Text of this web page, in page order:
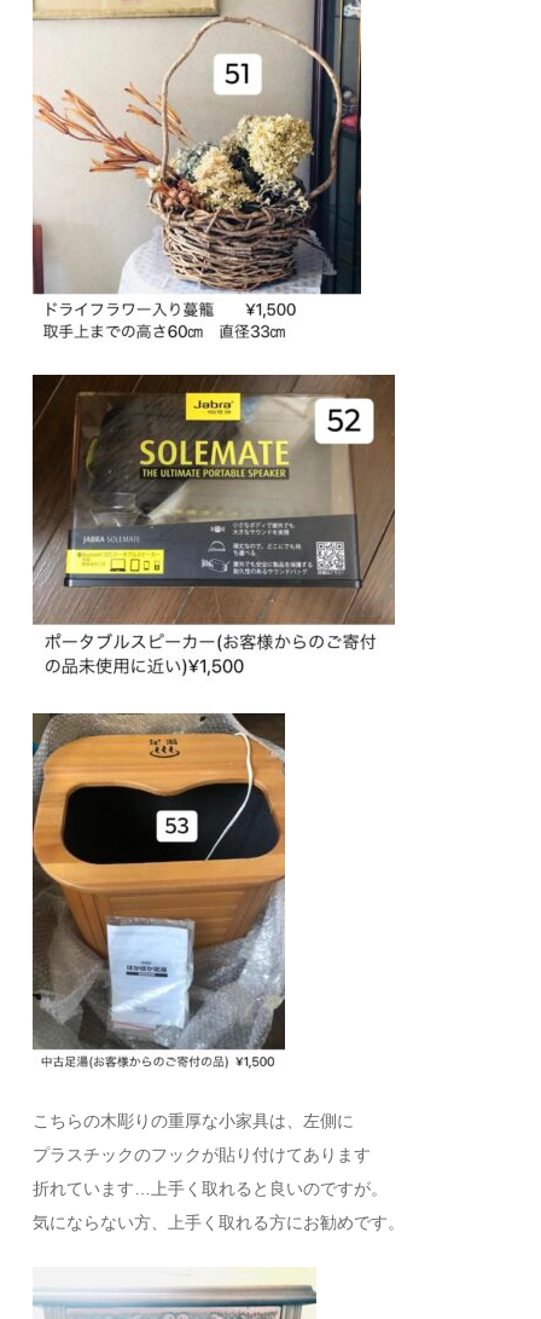
こちらの木彫りの重厚な小家具は、左側に
プラスチックのフックが貼り付けてあります
折れています…上手く取れると良いのですが。
気にならない方、上手く取れる方にお勧めです。